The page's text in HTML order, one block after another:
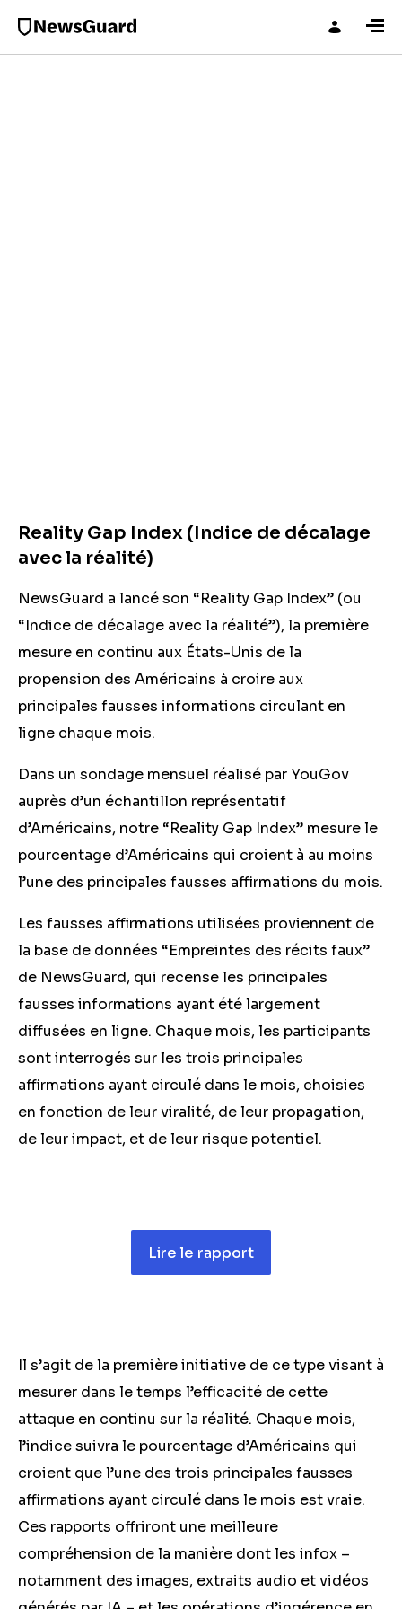
Reality Gap Index (Indice de décalage
avec la réalité)
NewsGuard a lancé son “Reality Gap Index” (ou
“Indice de décalage avec la réalité”), la première
mesure en continu aux États-Unis de la
propension des Américains à croire aux
principales fausses informations circulant en
ligne chaque mois.
Dans un sondage mensuel réalisé par YouGov
auprès d’un échantillon représentatif
d’Américains, notre “Reality Gap Index” mesure le
pourcentage d’Américains qui croient à au moins
l’une des principales fausses affirmations du mois.
Les fausses affirmations utilisées proviennent de
la base de données “Empreintes des récits faux”
de NewsGuard, qui recense les principales
fausses informations ayant été largement
diffusées en ligne. Chaque mois, les participants
sont interrogés sur les trois principales
affirmations ayant circulé dans le mois, choisies
en fonction de leur viralité, de leur propagation,
de leur impact, et de leur risque potentiel.
Lire le rapport
Il s’agit de la première initiative de ce type visant à
mesurer dans le temps l’efficacité de cette
attaque en continu sur la réalité. Chaque mois,
l’indice suivra le pourcentage d’Américains qui
croient que l’une des trois principales fausses
affirmations ayant circulé dans le mois est vraie.
Ces rapports offriront une meilleure
compréhension de la manière dont les infox –
notamment des images, extraits audio et vidéos